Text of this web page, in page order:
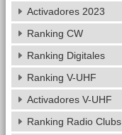
Activadores 2023
Ranking CW
Ranking Digitales
Ranking V-UHF
Activadores V-UHF
Ranking Radio Clubs